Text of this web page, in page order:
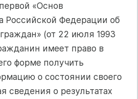
«Основ
Российской Федерации об
(от 22 июля 1993
имеет право в
форме получить
о состоянии своего
сведения о результатах